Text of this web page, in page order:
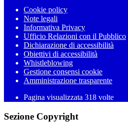
Cookie policy
Note legali
Informativa Privacy
Ufficio Relazioni con il Pubblico
Dichiarazione di accessibilità
Obiettivi di accessibilità
Whistleblowing
Gestione consensi cookie
Amministrazione trasparente
Pagina visualizzata 318 volte
Sezione Copyright